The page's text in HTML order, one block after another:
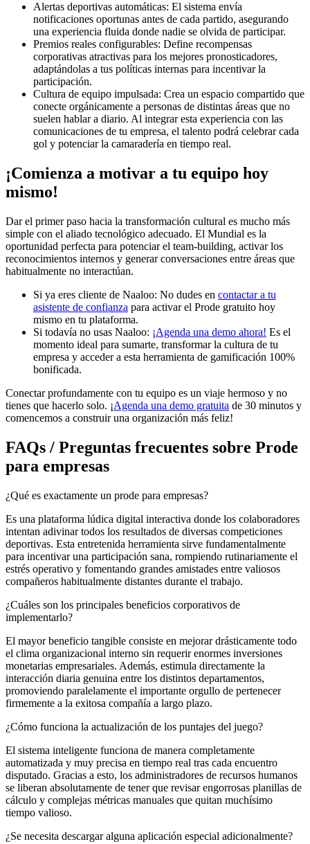
Alertas deportivas automáticas: El sistema envía
notificaciones oportunas antes de cada partido, asegurando
una experiencia fluida donde nadie se olvida de participar.
Premios reales configurables: Define recompensas
corporativas atractivas para los mejores pronosticadores,
adaptándolas a tus políticas internas para incentivar la
participación.
Cultura de equipo impulsada: Crea un espacio compartido que
conecte orgánicamente a personas de distintas áreas que no
suelen hablar a diario. Al integrar esta experiencia con las
comunicaciones de tu empresa, el talento podrá celebrar cada
gol y potenciar la camaradería en tiempo real.
¡Comienza a motivar a tu equipo hoy
mismo!
Dar el primer paso hacia la transformación cultural es mucho más
simple con el aliado tecnológico adecuado. El Mundial es la
oportunidad perfecta para potenciar el team-building, activar los
reconocimientos internos y generar conversaciones entre áreas que
habitualmente no interactúan.
Si ya eres cliente de Naaloo: No dudes en contactar a tu
asistente de confianza para activar el Prode gratuito hoy
mismo en tu plataforma.
Si todavía no usas Naaloo: ¡Agenda una demo ahora! Es el
momento ideal para sumarte, transformar la cultura de tu
empresa y acceder a esta herramienta de gamificación 100%
bonificada.
Conectar profundamente con tu equipo es un viaje hermoso y no
tienes que hacerlo solo. ¡Agenda una demo gratuita de 30 minutos y
comencemos a construir una organización más feliz!
FAQs / Preguntas frecuentes sobre Prode
para empresas
¿Qué es exactamente un prode para empresas?
Es una plataforma lúdica digital interactiva donde los colaboradores
intentan adivinar todos los resultados de diversas competiciones
deportivas. Esta entretenida herramienta sirve fundamentalmente
para incentivar una participación sana, rompiendo rutinariamente el
estrés operativo y fomentando grandes amistades entre valiosos
compañeros habitualmente distantes durante el trabajo.
¿Cuáles son los principales beneficios corporativos de
implementarlo?
El mayor beneficio tangible consiste en mejorar drásticamente todo
el clima organizacional interno sin requerir enormes inversiones
monetarias empresariales. Además, estimula directamente la
interacción diaria genuina entre los distintos departamentos,
promoviendo paralelamente el importante orgullo de pertenecer
firmemente a la exitosa compañía a largo plazo.
¿Cómo funciona la actualización de los puntajes del juego?
El sistema inteligente funciona de manera completamente
automatizada y muy precisa en tiempo real tras cada encuentro
disputado. Gracias a esto, los administradores de recursos humanos
se liberan absolutamente de tener que revisar engorrosas planillas de
cálculo y complejas métricas manuales que quitan muchísimo
tiempo valioso.
¿Se necesita descargar alguna aplicación especial adicionalmente?